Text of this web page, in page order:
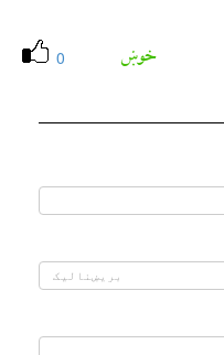
0 خوښ